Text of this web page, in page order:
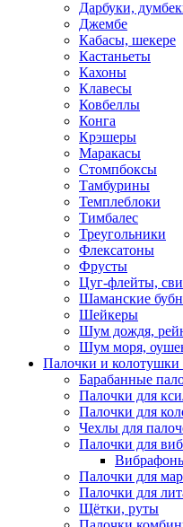
Дарбуки,
Джембе
Кабасы, шекере
Кастаньеты
Кахоны
Клавесы
Ковбеллы
Конга
Крэшеры
Маракасы
Стомпбоксы
Тамбурины
Темплеблоки
Тимбалес
Треугольники
Флексатоны
Фрусты
Цуг-флейты,
Шаманские
Шейкеры
Шум дождя,
Шум моря,
Палочки и колотушки
Барабанные
Палочки для
Палочки для
Чехлы для
Палочки для
Палочки для
Палочки для
Щётки, руты